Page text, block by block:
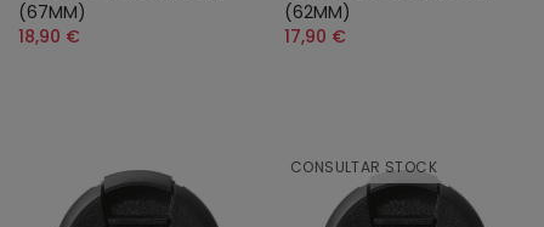
(67MM)
18,90 €
(62MM)
17,90 €
CONSULTAR STOCK